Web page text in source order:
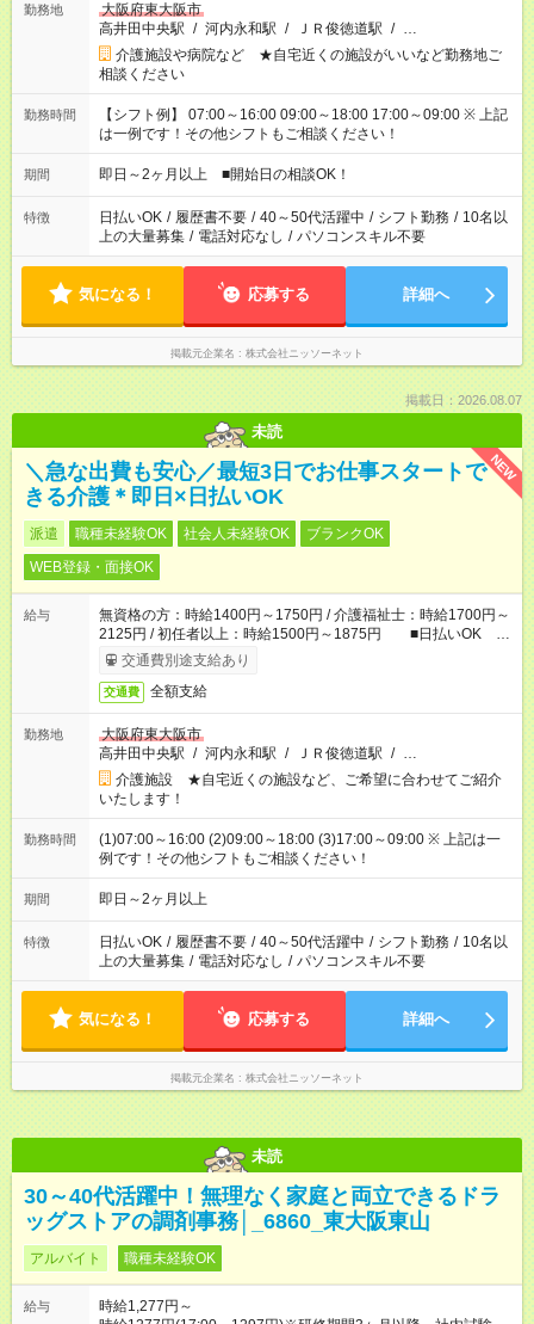
勤務地
大阪府東大阪市
高井田中央駅 / 河内永和駅 / ＪＲ俊徳道駅 / …
介護施設や病院など ★自宅近くの施設がいいなど勤務地ご
相談ください
勤務時間
【シフト例】 07:00～16:00 09:00～18:00 17:00～09:00 ※ 上記
は一例です！その他シフトもご相談ください！
期間 即日～2ヶ月以上 ■開始日の相談OK！
特徴 日払いOK / 履歴書不要 / 40～50代活躍中 / シフト勤務 / 10名以
上の大量募集 / 電話対応なし / パソコンスキル不要
気になる！ 応募する 詳細へ
掲載元企業名 株式会社ニッソーネット
掲載日：2026.08.07
未読
NEW
＼急な出費も安心／最短3日でお仕事スタートで
きる介護＊即日×日払いOK
派遣 職種未経験OK 社会人未経験OK
ブランクOK
WEB登録・面接OK
給与
無資格の方：時給1400円～1750円 / 介護福祉士：時給1700円～
2125円 / 初任者以上：時給1500円～1875円 ■日払いOK ■
日収例：1万1200円（時給1400円×8h）
交通費別途支給あり
交通費 全額支給
勤務地
大阪府東大阪市
高井田中央駅 / 河内永和駅 / ＪＲ俊徳道駅 / …
介護施設 ★自宅近くの施設など、ご希望に合わせてご紹介
いたします！
勤務時間
(1)07:00～16:00 (2)09:00～18:00 (3)17:00～09:00 ※ 上記は一
例です！その他シフトもご相談ください！
期間 即日～2ヶ月以上
特徴 日払いOK / 履歴書不要 / 40～50代活躍中 / シフト勤務 / 10名以
上の大量募集 / 電話対応なし / パソコンスキル不要
気になる！ 応募する 詳細へ
掲載元企業名 株式会社ニッソーネット
未読
30～40代活躍中！無理なく家庭と両立できるドラ
ッグストアの調剤事務│_6860_東大阪東山
アルバイト 職種未経験OK
給与
時給1,277円～